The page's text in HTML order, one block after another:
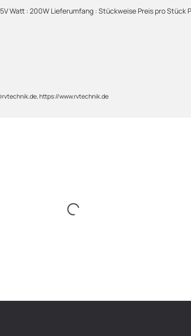
Watt : 200W Lieferumfang : Stückweise Preis pro Stück
https://www.rvtechnik.de